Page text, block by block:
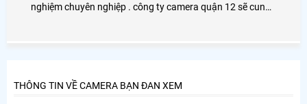
nghiệm chuyên nghiệp . công ty camera quận 12 sẽ cung
THÔNG TIN VỀ CAMERA BẠN ĐAN XEM